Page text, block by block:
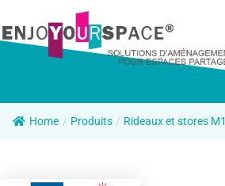
Home / Produits / Rideaux et stores M1